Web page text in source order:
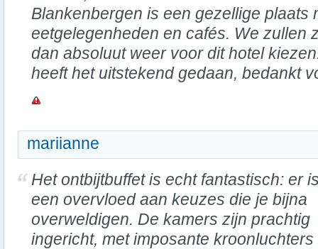
Blankenbergen is een gezellige plaats
eetgelegenheden en cafés. We zullen
dan absoluut weer voor dit hotel
heeft het uitstekend gedaan, bedankt
mariianne
Het ontbijtbuffet is echt fantastisch: er
een overvloed aan keuzes die je bijna
overweldigen. De kamers zijn prachtig
ingericht, met imposante kroonluchters